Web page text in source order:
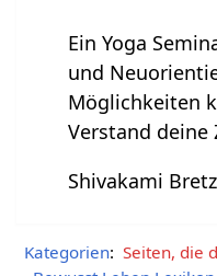
Ein Yoga
und
Möglichkeiten
Verstand
Shivakami Bretz
Kategorien: Seiten, die